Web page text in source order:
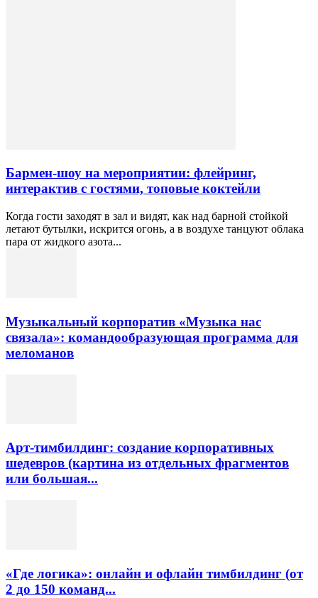
Бармен-шоу на мероприятии: флейринг,
интерактив с гостями, топовые коктейли
Когда гости заходят в зал и видят, как над барной стойкой
летают бутылки, искрится огонь, а в воздухе танцуют облака
пара от жидкого азота...
Музыкальный корпоратив «Музыка нас
связала»: командообразующая программа для
меломанов
Арт-тимбилдинг: создание корпоративных
шедевров (картина из отдельных фрагментов
или большая...
«Где логика»: онлайн и офлайн тимбилдинг (от
2 до 150 команд...